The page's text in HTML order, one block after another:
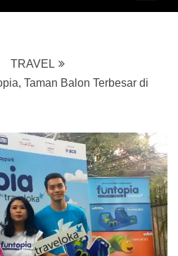
TRAVEL
Taman Balon Terbesar di